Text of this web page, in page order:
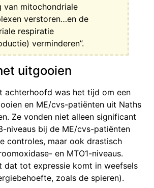
van mitochondriale
verstoren…en de
respiratie
verminderen”.
uitgooien
achterhoofd was het tijd om een
en ME/cvs-patiënten uit Naths
Ze vonden niet alleen significant
niveaus bij de ME/cvs-patiënten
controles, maar ook drastisch
en MTO1-niveaus.
dat tot expressie komt in weefsels
zoals de spieren).